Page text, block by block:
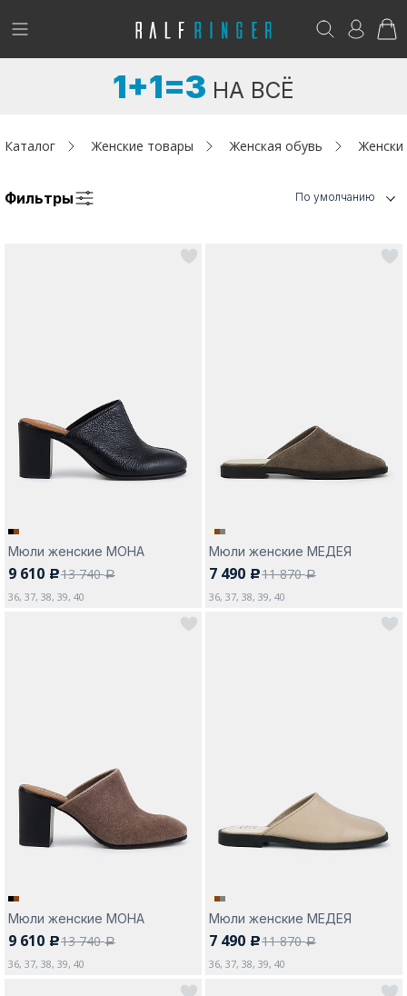
!
Женщинам
Адреса магазинов
Да, все верно Изменить город
Возникли вопросы? - club@ralf.ru
1+1=3 НА ВСЁ
Каталог Женские товары Женская обувь
Фильтры По умолчанию
Мюли женские МОНА
9 610 c13 740a
36, 37, 38, 39, 40
Мюли женские МЕДЕЯ
7 490 c11 870a
36, 37, 38, 39, 40
Мюли женские МОНА
9 610 c13 740a
36, 37, 38, 39, 40
Мюли женские МЕДЕЯ
7 490 c11 870a
36, 37, 38, 39, 40